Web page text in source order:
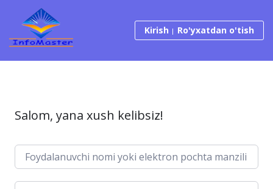
Tarkibga o‘tish
Kirish Ro'yxatdan o'tish
Salom, yana xush kelibsiz!